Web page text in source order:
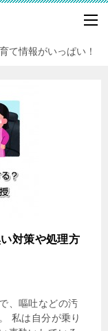
て情報がいっぱい！
対策や処理方
、嘔吐などの汚
私は自分が乗り